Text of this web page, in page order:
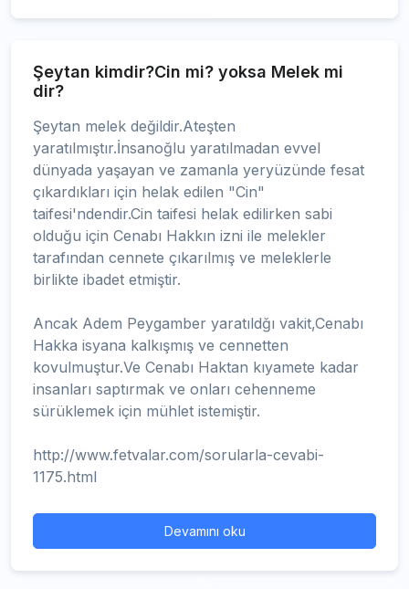
Şeytan kimdir?Cin mi? yoksa Melek mi
dir?
Şeytan melek değildir.Ateşten
yaratılmıştır.İnsanoğlu yaratılmadan evvel
dünyada yaşayan ve zamanla yeryüzünde fesat
çıkardıkları için helak edilen "Cin"
taifesi'ndendir.Cin taifesi helak edilirken sabi
olduğu için Cenabı Hakkın izni ile melekler
tarafından cennete çıkarılmış ve meleklerle
birlikte ibadet etmiştir.
Ancak Adem Peygamber yaratıldğı vakit,Cenabı
Hakka isyana kalkışmış ve cennetten
kovulmuştur.Ve Cenabı Haktan kıyamete kadar
insanları saptırmak ve onları cehenneme
sürüklemek için mühlet istemiştir.
http://www.fetvalar.com/sorularla-cevabi-
1175.html
Devamını oku